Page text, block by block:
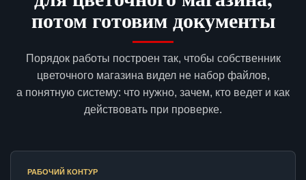
потом готовим документы
Порядок работы построен так, чтобы собственник
цветочного магазина видел не набор файлов,
а понятную систему: что нужно, зачем, кто ведет и как
действовать при проверке.
РАБОЧИЙ КОНТУР